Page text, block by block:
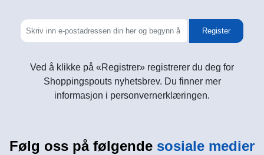
Register
Ved å klikke på «Registrer» registrerer du deg for
Shoppingspouts nyhetsbrev. Du finner mer
informasjon i personvernerklæringen.
Følg oss på følgende sosiale medier